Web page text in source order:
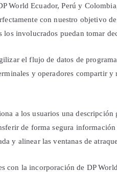
World Ecuador, Perú y
con nuestro objetivo
involucrados puedan tomar
el flujo de datos de
y operadores compartir
a los usuarios una descripción
de forma segura
y alinear las ventanas de
con la incorporación de DP